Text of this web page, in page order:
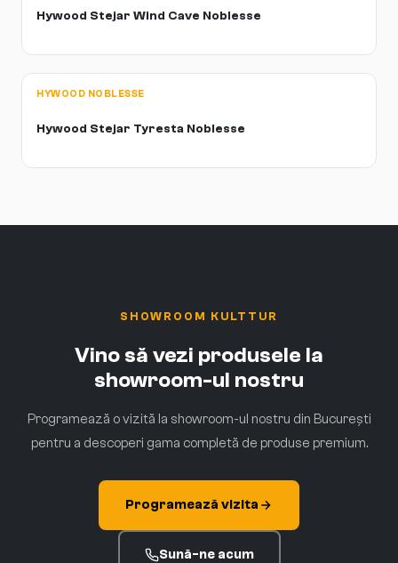
Hywood Stejar Wind Cave Noblesse
HYWOOD NOBLESSE
Hywood Stejar Tyresta Noblesse
SHOWROOM KULTTUR
Vino să vezi produsele la
showroom-ul nostru
Programează o vizită la showroom-ul nostru din București
pentru a descoperi gama completă de produse premium.
Programează vizita
Sună-ne acum